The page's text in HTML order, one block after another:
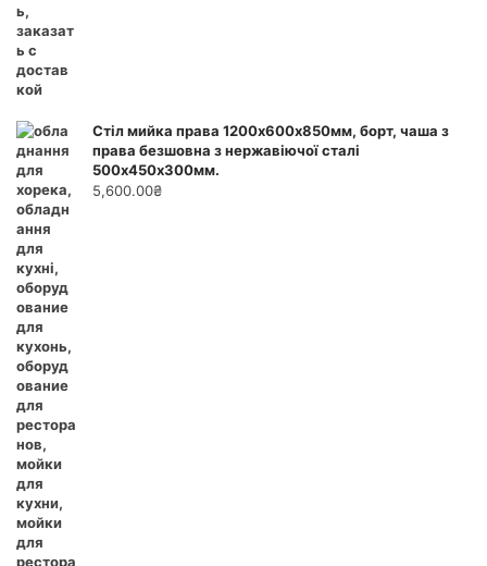
Стіл мийка права 1200х600х850мм, борт, чаша з
права безшовна з нержавіючої сталі
500х450х300мм.
5,600.00₴